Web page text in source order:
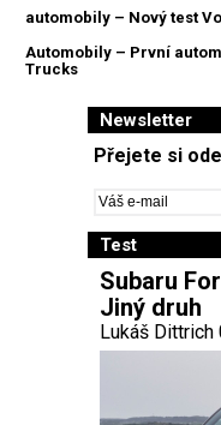
automobily – Nový test
Automobily – První
Trucks
Newsletter
Přejete si
Test
Subaru
Jiný druh
Lukáš Dittrich